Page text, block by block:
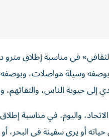
في مناسبة إطلاق مترو
وسيلة مواصلات،
حيوية الناس،
واليوم، في مناسبة
أو يرى سفينة في البحر،